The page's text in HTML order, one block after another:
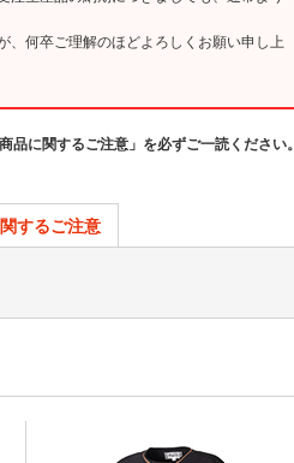
、何卒ご理解のほどよろしくお願い申し上
品に関するご注意」を必ずご一読ください。
するご注意